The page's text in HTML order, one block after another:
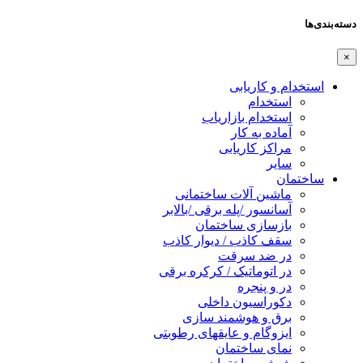
دسته‌بندی‌ها
×
استخدام و کاریابی
استخدام
استخدام بازاریاب
آماده به کار
مراکز کاریابی
سایر
ساختمان
ماشین آلات ساختمانی
آسانسور /پله برقی /بالابر
بازسازی ساختمان
سقف کاذب / دیوار کاذب
در ضد سرقت
در اتوماتیک / کرکره برقی
در و پنجره
دکوراسیون داخلی
برق و هوشمند سازی
ایزوگام و عایقهای رطوبتی
نمای ساختمان